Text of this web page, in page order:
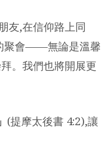
友,在信仰路上同
聚會——無論是溫馨
。我們也將開展更
(提摩太後書 4:2),讓